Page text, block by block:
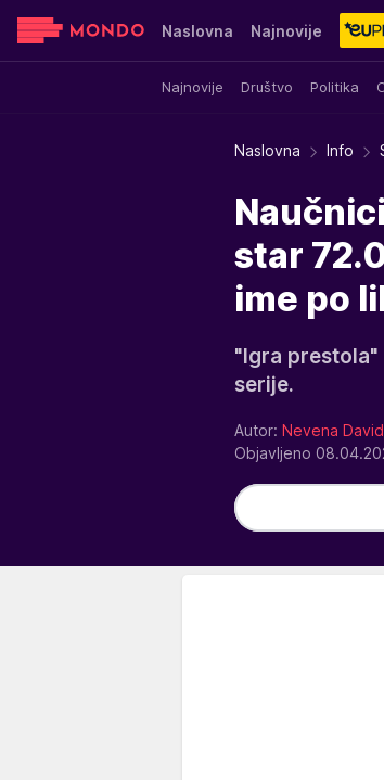
Naslovna Najnovije
Najnovije Društvo Politika
Sensa Stvar ukusa
Naslovna Info
star
ime po
"Igra prestola"
serije.
Autor: Nevena
Objavljeno